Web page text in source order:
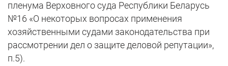
пленума Верховного суда Республики Беларусь
№16 «О некоторых вопросах применения
хозяйственными судами законодательства при
рассмотрении дел о защите деловой репутации»,
п.5).